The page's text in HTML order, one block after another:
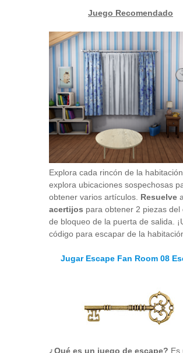
Juego Recomendado
Explora cada rincón de la
explora ubicaciones sospechosas
obtener varios artículos. Resuelve
acertijos para obtener 2 piezas del
de bloqueo de la puerta de salida.
código para escapar de la
Jugar Escape Fan Room 08
¿Qué es un juego de escape? Es